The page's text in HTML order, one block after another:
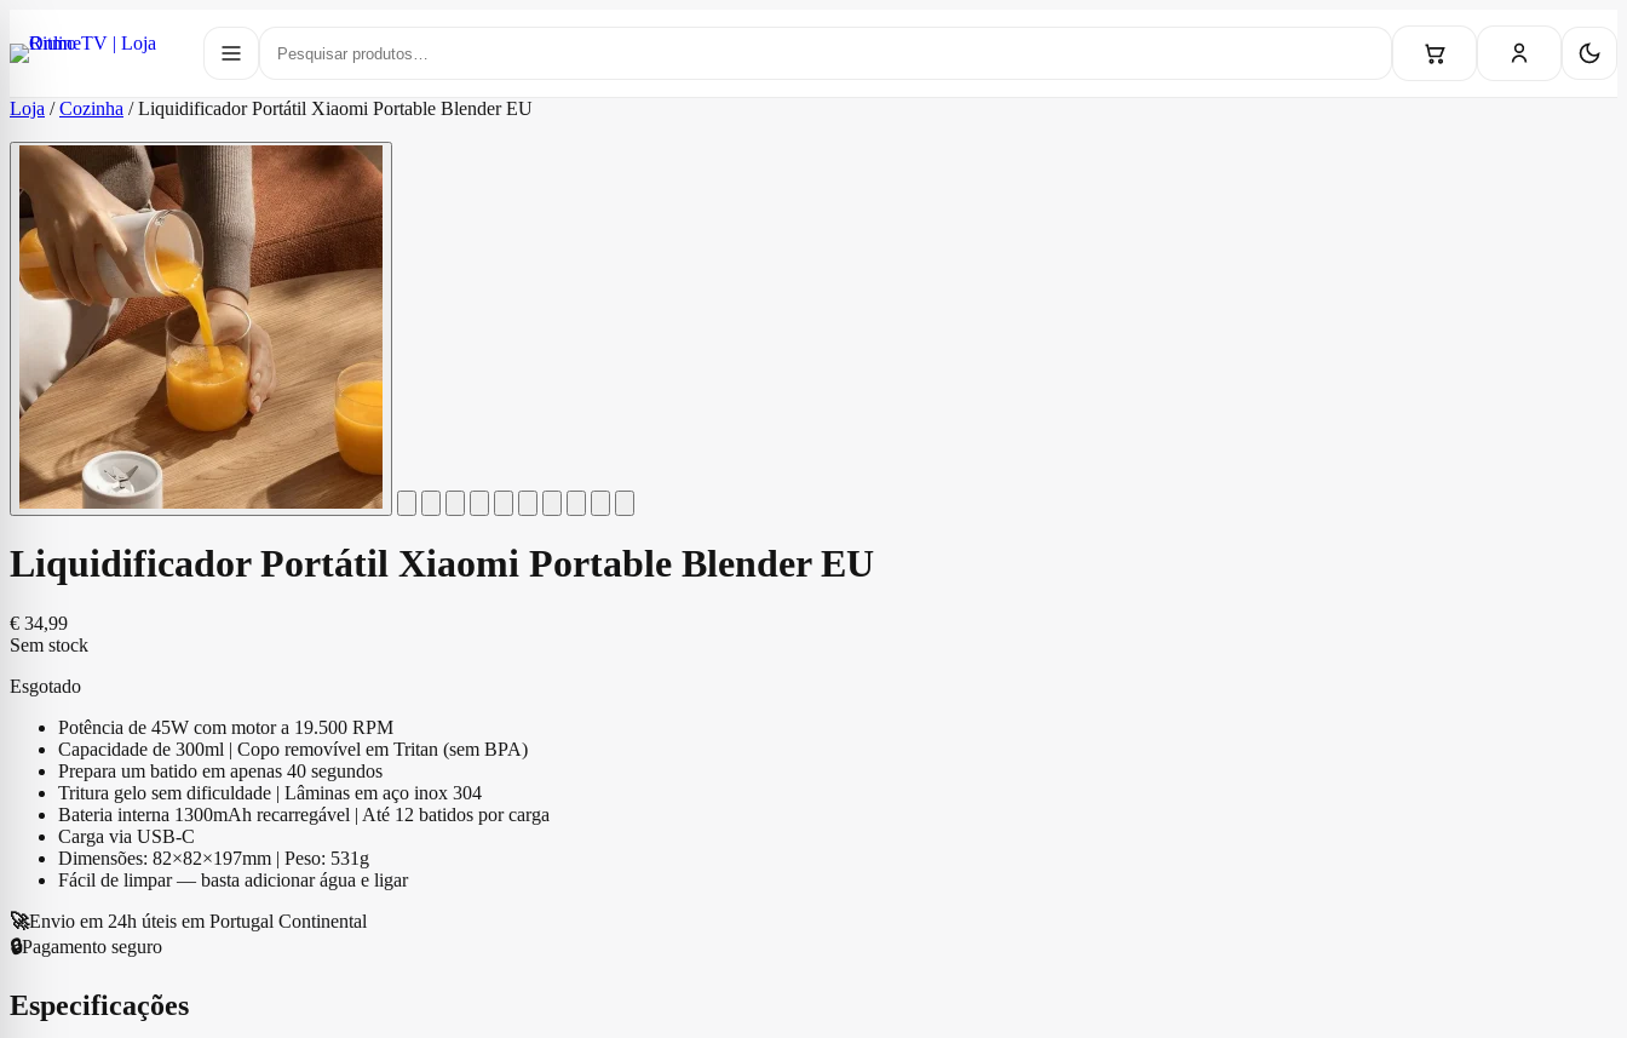
Loja / Cozinha / Liquidificador Portátil Xiaomi Portable Blender EU
Liquidificador Portátil Xiaomi Portable Blender EU
€ 34,99
Sem stock
Esgotado
Potência de 45W com motor a 19.500 RPM
Capacidade de 300ml | Copo removível em Tritan (sem BPA)
Prepara um batido em apenas 40 segundos
Tritura gelo sem dificuldade | Lâminas em aço inox 304
Bateria interna 1300mAh recarregável | Até 12 batidos por carga
Carga via USB-C
Dimensões: 82×82×197mm | Peso: 531g
Fácil de limpar — basta adicionar água e ligar
🚀Envio em 24h úteis em Portugal Continental
🔒Pagamento seguro
Especificações